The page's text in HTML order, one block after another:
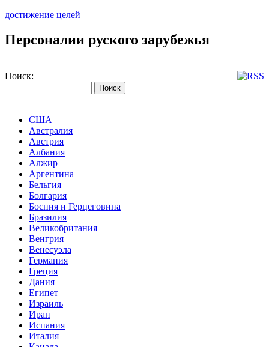
достижение целей
Персоналии руского зарубежья
Поиск:
США
Австралия
Австрия
Албания
Алжир
Аргентина
Бельгия
Болгария
Босния и Герцеговина
Бразилия
Великобритания
Венгрия
Венесуэла
Германия
Греция
Дания
Египет
Израиль
Иран
Испания
Италия